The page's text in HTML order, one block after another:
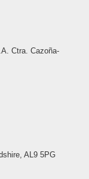
Ctra. Cazoña­
AL9 5PG